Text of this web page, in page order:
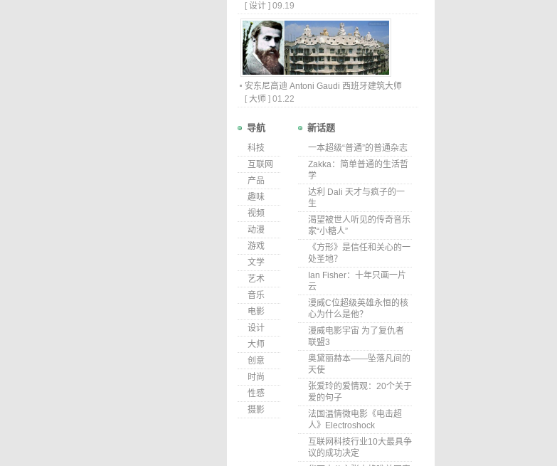
[ 设计 ] 09.19
安东尼高迪 Antoni Gaudi 西班牙建筑大师
[ 大师 ] 01.22
导航
科技
互联网
产品
趣味
视频
动漫
游戏
文学
艺术
音乐
电影
设计
大师
创意
时尚
性感
摄影
新话题
一本超级“普通”的普通杂志
Zakka：简单普通的生活哲
学
达利 Dali 天才与疯子的一
生
渴望被世人听见的传奇音乐
家“小糖人”
《方形》是信任和关心的一
处圣地？
Ian Fisher：十年只画一片
云
漫威C位超级英雄永恒的核
心为什么是他？
漫威电影宇宙 为了复仇者
联盟3
奥黛丽赫本——坠落凡间的
天使
张爱玲的爱情观：20个关于
爱的句子
法国温情微电影《电击超
人》Electroshock
互联网科技行业10大最具争
议的成功决定